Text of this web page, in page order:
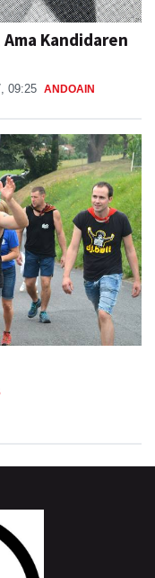
Kandidaren
09:25 ANDOAIN